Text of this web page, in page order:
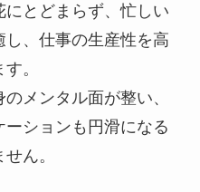
とどまらず、忙しい
し、仕事の生産性を高
。
メンタル面が整い、
ションも円滑になる
ん。